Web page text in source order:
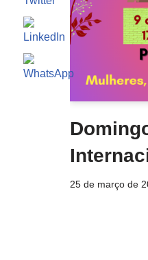
25 de março de